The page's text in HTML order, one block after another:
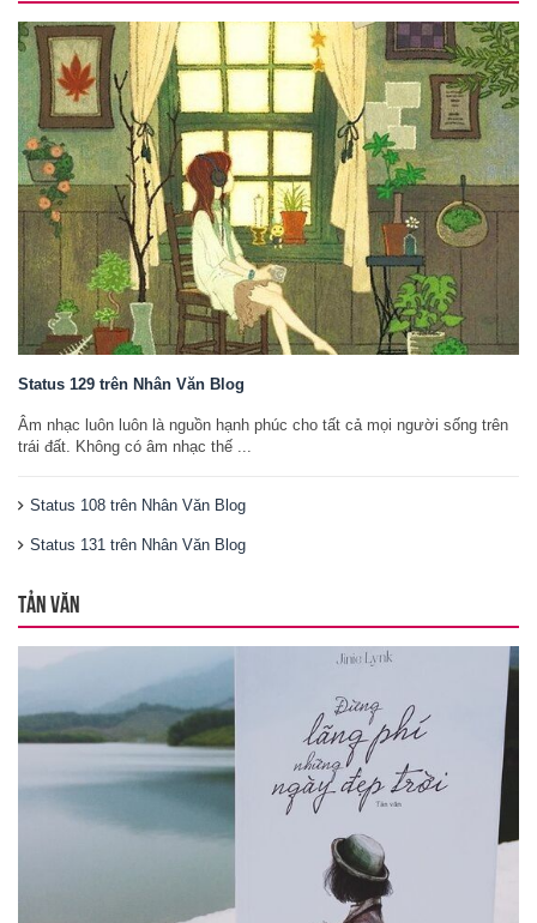
Status 129 trên Nhân Văn Blog
Âm nhạc luôn luôn là nguồn hạnh phúc cho tất cả mọi người sống trên
trái đất. Không có âm nhạc thế ...
Status 108 trên Nhân Văn Blog
Status 131 trên Nhân Văn Blog
TẢN VĂN